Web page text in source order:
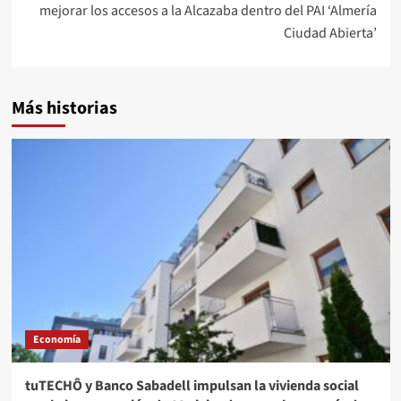
mejorar los accesos a la Alcazaba dentro del PAI ‘Almería
Ciudad Abierta’
Más historias
Economía
tuTECHÔ y Banco Sabadell impulsan la vivienda social